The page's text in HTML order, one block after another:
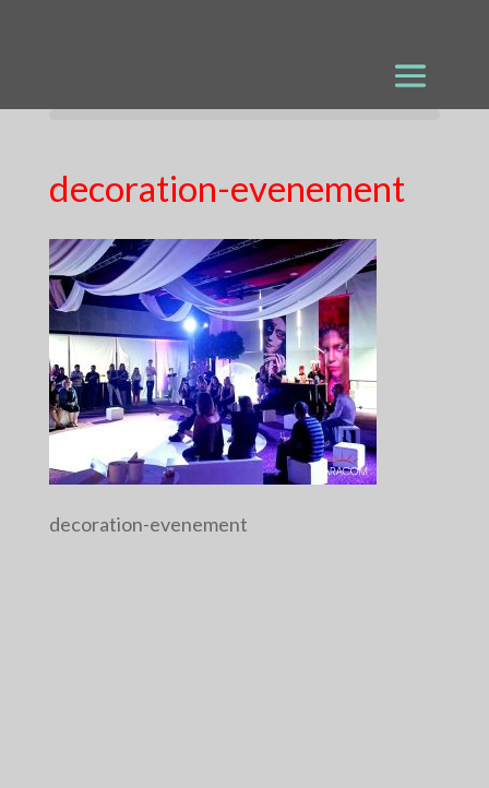
decoration-evenement
decoration-evenement